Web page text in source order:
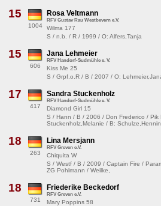
15
1004
Rosa Veltmann
RFV Gustav Rau Westbevern e.V.
Wilma 177
S / n.b. / R / 1999 / O: Alfers,Tanja
15
606
Jana Lehmeier
RFV Handorf-Sudmühle e. V.
Kiss Me 25
S / Grpf.o.R / B / 2007 / O:
17
417
Sandra Stuckenholz
RFV Handorf-Sudmühle e. V.
Diamond Girl 15
S / Hann / B / 2006 / Don Frederico / Pik
Stuckenholz,Melanie / B:
18
263
Lina Mersjann
RFV Greven e.V.
Chiquita W
S / Westf / B / 2009 / Captain Fire /
ZG Pohlmann / Weilke,
18
731
Friederike Beckedorf
RFV Greven e.V.
Mary Poppins 58